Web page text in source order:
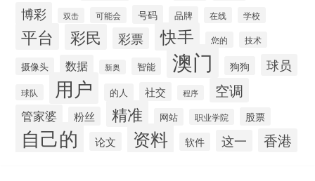
博彩 双击 可能会 号码 品牌 在线 学校
平台 彩民 彩票 快手 您的 技术
摄像头 数据 新奥 智能 澳门 狗狗 球员
球队 用户 的人 社交 程序 空调
管家婆 粉丝 精准 网站 职业学院 股票
自己的 论文 资料 软件 这一 香港